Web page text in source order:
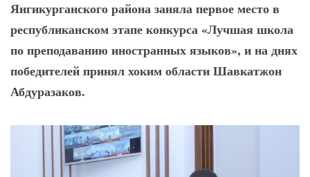
Точки роста
Нарынского района
Янгикурганского района заняла первое место в
республиканском этапе конкурса «Лучшая школа
по преподаванию иностранных языков», и на днях
победителей принял хоким области Шавкатжон
Абдуразаков.